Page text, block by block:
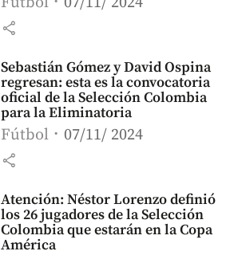
share
Sebastián Gómez y David Ospina
regresan: esta es la convocatoria
oficial de la Selección Colombia
para la Eliminatoria
Fútbol 07/11/ 2024
share
Atención: Néstor Lorenzo definió
los 26 jugadores de la Selección
Colombia que estarán en la Copa
América